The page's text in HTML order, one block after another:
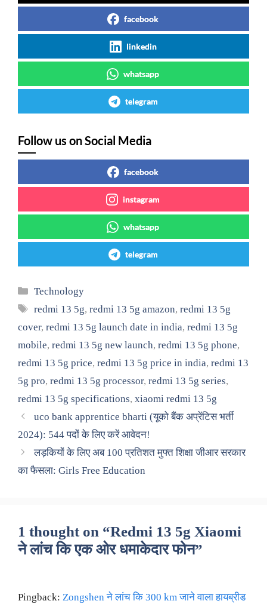
facebook
linkedin
whatsapp
telegram
Follow us on Social Media
facebook
instagram
whatsapp
telegram
Categories
Technology
Tags
redmi 13 5g,redmi 13 5g amazon,redmi 13 5g
cover, redmi 13 5g launch date in india, redmi 13 5g
mobile, redmi 13 5g new launch, redmi 13 5g phone,
redmi 13 5g price, redmi 13 5g price in india, redmi 13
5g pro, redmi 13 5g processor, redmi 13 5g series,
redmi 13 5g specifications, xiaomi redmi 13 5g
uco bank apprentice bharti (यूको बैंक अप्रेंटिस भर्ती
2024): 544 पदों के लिए करें आवेदन!
लड़कियों के लिए अब 100 प्रतिशत मुफ्त शिक्षा जीआर सरकार
का फैसला: Girls Free Education
1 thought on “Redmi 13 5g Xiaomi
ने लांच कि एक ओर धमाकेदार फोन”
Pingback: Zongshen ने लांच कि 300 km जाने वाला हायब्रीड